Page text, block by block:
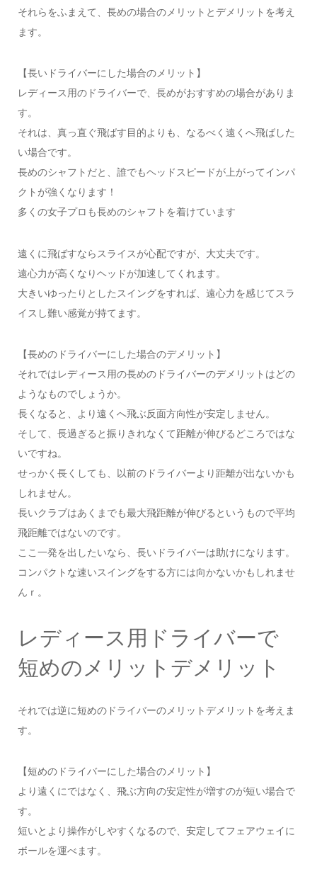
それらをふまえて、長めの場合のメリットとデメリットを考え
ます。
【長いドライバーにした場合のメリット】
レディース用のドライバーで、長めがおすすめの場合がありま
す。
それは、真っ直ぐ飛ばす目的よりも、なるべく遠くへ飛ばした
い場合です。
長めのシャフトだと、誰でもヘッドスピードが上がってインパ
クトが強くなります！
多くの女子プロも長めのシャフトを着けています
遠くに飛ばすならスライスが心配ですが、大丈夫です。
遠心力が高くなりヘッドが加速してくれます。
大きいゆったりとしたスイングをすれば、遠心力を感じてスラ
イスし難い感覚が持てます。
【長めのドライバーにした場合のデメリット】
それではレディース用の長めのドライバーのデメリットはどの
ようなものでしょうか。
長くなると、より遠くへ飛ぶ反面方向性が安定しません。
そして、長過ぎると振りきれなくて距離が伸びるどころではな
いですね。
せっかく長くしても、以前のドライバーより距離が出ないかも
しれません。
長いクラブはあくまでも最大飛距離が伸びるというもので平均
飛距離ではないのです。
ここ一発を出したいなら、長いドライバーは助けになります。
コンパクトな速いスイングをする方には向かないかもしれませ
んｒ。
レディース用ドライバーで
短めのメリットデメリット
それでは逆に短めのドライバーのメリットデメリットを考えま
す。
【短めのドライバーにした場合のメリット】
より遠くにではなく、飛ぶ方向の安定性が増すのが短い場合で
す。
短いとより操作がしやすくなるので、安定してフェアウェイに
ボールを運べます。